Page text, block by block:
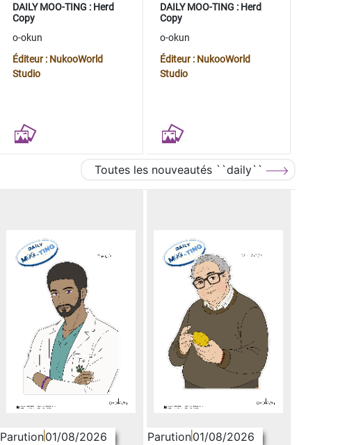
DAILY MOO-TING : Herd
Copy
o-okun
Éditeur : NukooWorld
Studio
DAILY MOO-TING : Herd
Copy
o-okun
Éditeur : NukooWorld
Studio
Toutes les nouveautés ``daily``
Parution01/08/2026 Parution01/08/2026